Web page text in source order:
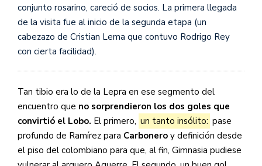
conjunto rosarino, careció de socios. La primera llegada
de la visita fue al inicio de la segunda etapa (un
cabezazo de Cristian Lema que contuvo Rodrigo Rey
con cierta facilidad).
Tan tibio era lo de la Lepra en ese segmento del
encuentro que no sorprendieron los dos goles que
convirtió el Lobo. El primero, un tanto insólito: pase
profundo de Ramírez para Carbonero y definición desde
el piso del colombiano para que, al fin, Gimnasia pudiese